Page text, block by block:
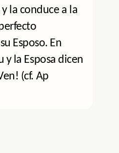
la conduce a la
Esposo. En
y la Esposa dicen
(cf. Ap